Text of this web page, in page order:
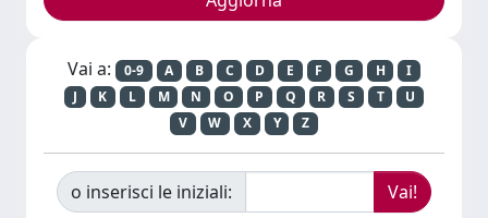
Vai a: 0-9 A B C D E F G H
I
J
K L M N O P Q R S T
U
V
W X Y Z
o inserisci le iniziali: